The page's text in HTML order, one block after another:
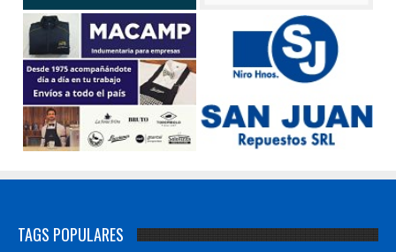
TAGS POPULARES